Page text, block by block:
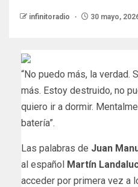
infinitoradio 30 mayo,
“No puedo más, la verdad.
más. Estoy destruido, no
quiero ir a dormir.
batería”.
Las palabras de Juan
al español Martín
acceder por primera vez a